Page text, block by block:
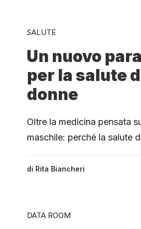
SALUTE
Un nuovo
per la salute
donne
Oltre la medicina pensata
maschile: perché la salute
di Rita Biancheri
DATA ROOM